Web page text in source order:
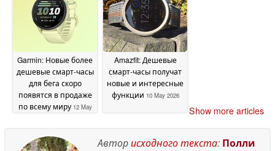
Garmin: Новые более
дешевые смарт-часы
для бега скоро
появятся в продаже
по всему миру 12 May
Amazfit: Дешевые
смарт-часы получат
новые и интересные
функции 10 May 2026
Show more articles
Авторисходного текста: Полли